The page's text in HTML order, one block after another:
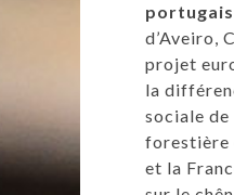
portugais
d’Aveiro,
projet
la
sociale de
forestière
et la